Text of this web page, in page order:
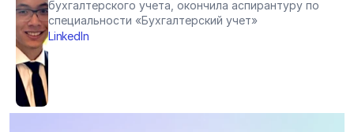
бухгалтерского учета, окончила аспирантуру по
специальности «Бухгалтерский учет»
LinkedIn